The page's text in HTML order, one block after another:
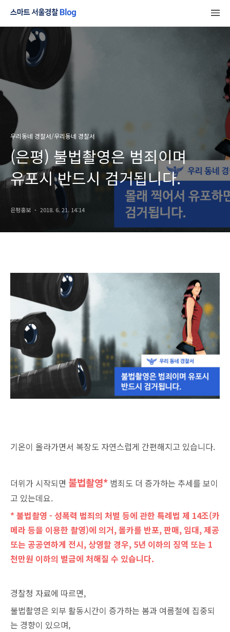
우리동네 경찰서/우리동네 경찰서
(은평) 불법촬영은 범죄이며
유포시 반드시 검거됩니다.
은평홍보 2018. 6. 21. 14:14
기온이 올라가면서 복장도 자연스럽게 간편해지고 있습니다.
더위가 시작되면 불법촬영* 범죄도 더 증가하는 추세를 보이
고 있는데요.
* 불법촬영 - 성폭력 범죄의 처벌 등에 관한 특례법 제 14조(카
메라 등을 이용한 촬영)에 의거, 몰카를 반포, 판매, 임대, 제공
또는 공공연하게 전시, 상영할 경우, 5년 이하의 징역 또는 1
천만원 이하의 벌금에 처해질 수 있습니다.
경찰청 자료에 따르면,
불법촬영은 외부 활동시간이 증가하는 봄과 여름철에 집중되
는 경향이 있으며,